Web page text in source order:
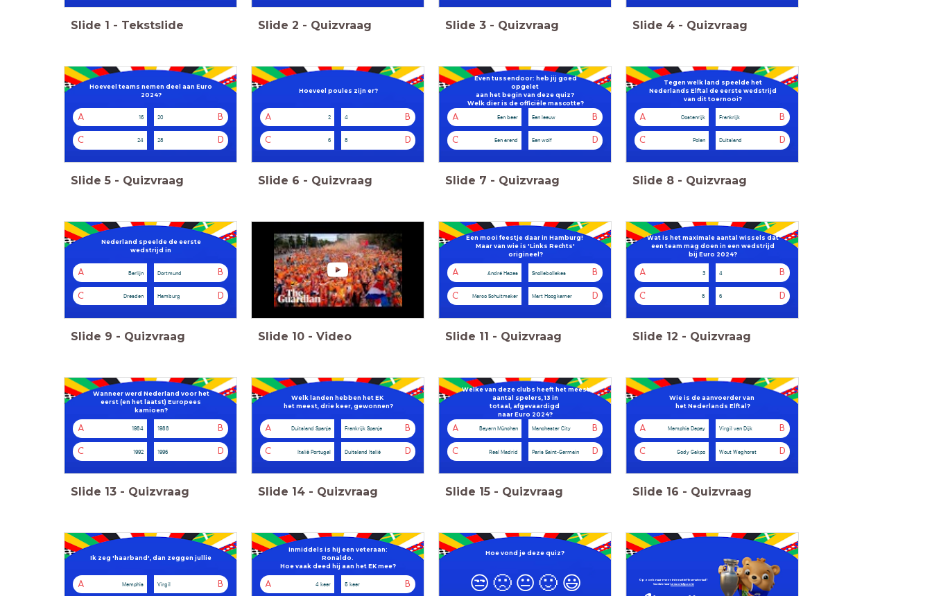
Slide 1 - Tekstslide Slide 2 - Quizvraag Slide 3 - Quizvraag Slide 4 - Quizvraag
Hoeveel teams nemen deel aan Euro
2024?
A 16 B
20
C 24 D
28
Slide 5 - Quizvraag
Hoeveel poules zijn er?
A 2 B
4
C 6 D
8
Slide 6 - Quizvraag
Even tussendoor: heb jij goed
opgelet
aan het begin van deze quiz?
Welk dier is de officiële mascotte?
A Een beer B
Een leeuw
C Een arend D
Een wolf
Slide 7 - Quizvraag
Tegen welk land speelde het
Nederlands Elftal de eerste wedstrijd
van dit toernooi?
A Oostenrijk B
Frankrijk
C Polen D
Duitsland
Slide 8 - Quizvraag
Nederland speelde de eerste
wedstrijd in
A Berlijn B
Dortmund
C Dresden D
Hamburg
Slide 9 - Quizvraag Slide 10 - Video
Een mooi feestje daar in Hamburg!
Maar van wie is 'Links Rechts'
origineel?
A André Hazes B
Snollebollekes
C Marco Schuitmaker D
Mart Hoogkamer
Slide 11 - Quizvraag
Wat is het maximale aantal wissels dat
een team mag doen in een wedstrijd
bij Euro 2024?
A 3 B
4
C 5 D
6
Slide 12 - Quizvraag
Wanneer werd Nederland voor het
eerst (en het laatst) Europees
kamioen?
A 1984 B
1988
C 1992 D
1996
Slide 13 - Quizvraag
Welk landen hebben het EK
het meest, drie keer, gewonnen?
A Duitsland Spanje B
Frankrijk Spanje
C Italië Portugal D
Duitsland Italië
Slide 14 - Quizvraag
Welke van deze clubs heeft het meest
aantal spelers, 13 in
totaal,afgevaardigd
naar Euro 2024?
A Bayern München B
Manchester City
C Real Madrid D
Paris Saint-Germain
Slide 15 - Quizvraag
Wie is de aanvoerder van
het Nederlands Elftal?
A Memphis Depay B
Virgil van Dijk
C Gody Gakpo D
Wout Weghorst
Slide 16 - Quizvraag
Ik zeg 'haarband', dan zeggen jullie
A Memphis B
Virgil
Inmiddels is hij een veteraan:
Ronaldo.
Hoe vaak deed hij aan het EK mee?
A 4 keer B
5 keer
Hoe vond je deze quiz?
😒 🙁 😐 🙂 😃 Op zoek naar meerinteractief lesmateriaal?
Ga dan naar LessonUp.com